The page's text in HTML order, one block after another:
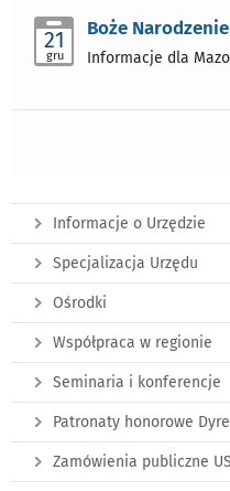
21
gru
Boże Narodzenie
Informacje dla
Informacje o Urzędzie
Specjalizacja Urzędu
Ośrodki
Współpraca w regionie
Seminaria i konferencje
Patronaty honorowe
Zamówienia publiczne US